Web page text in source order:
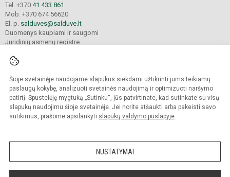
Šioje svetainėje naudojame slapukus siekdami užtikrinti jums teikiamų
paslaugų kokybę, analizuoti svetainės naudojimą ir optimizuoti naršymo
patirtį. Spustelėję mygtuką „Sutinku“, jūs patvirtinate, kad sutinkate su visų
slapukų naudojimu šioje svetainėje. Jei norite atšaukti arba pakeisti savo
sutikimus, prašome apsilankyti slapukų valdymo puslapyje.
NUSTATYMAI
Tel. +370 41 433 861
Mob. +370 674 56620
El. p. salduves@salduve.lt
Duomenys kaupiami ir saugomi
Juridinių asmenų registre
© 2026. Šiaulių Salduvės progimnazija. Visos teisės saugomos.
Kopijuoti turinį be raštiško įstaigos administracijos sutikimo griežtai draudžiama.